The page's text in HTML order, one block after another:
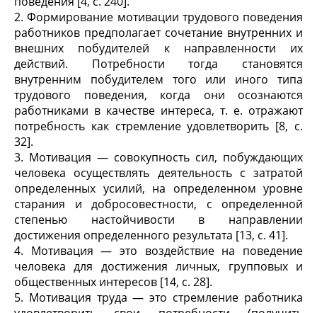
2. Формирование мотивации трудового поведения
работников предполагает сочетание внутренних и
внешних побудителей к направленности их
действий. Потребности тогда становятся
внутренним побудителем того или иного типа
трудового поведения, когда они осознаются
работниками в качестве интереса, т. е. отражают
потребность как стремление удовлетворить [8, с.
32].
3. Мотивация — совокупность сил, побуждающих
человека осуществлять деятельность с затратой
определенных усилий, на определенном уровне
старания и добросовестности, с определенной
степенью настойчивости в направлении
достижения определенного результата [13, с. 41].
4. Мотивация — это воздействие на поведение
человека для достижения личных, групповых и
общественных интересов [14, с. 28].
5. Мотивация труда — это стремление работника